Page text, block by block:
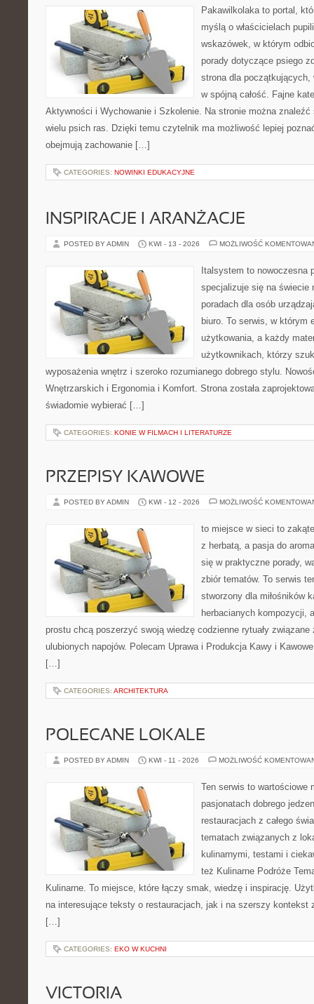
Pakawilkolaka to portal,
myślą o właścicielach
wskazówek, w którym
porady dotyczące psiego
strona dla początkujących,
w spójną całość. Fajne
Aktywności i Wychowanie i Szkolenie. Na stronie można znaleźć
wielu psich ras. Dzięki temu czytelnik ma możliwość lepiej
obejmują zachowanie […]
CATEGORIES: NOWINKI EDUKACYJNE
INSPIRACJE I ARANŻACJE
POSTED BY ADMIN KWI - 13 - 2026 MOŻLIWOŚĆ
Italsystem to nowoczesna
specjalizuje się na świecie
poradach dla osób
biuro. To serwis, w którym
użytkowania, a każdy
użytkownikach, którzy
wyposażenia wnętrz i szeroko rozumianego dobrego stylu.
Wnętrzarskich i Ergonomia i Komfort. Strona została
świadomie wybierać […]
CATEGORIES: KONIE W FILMACH I LITERATURZE
PRZEPISY KAWOWE
POSTED BY ADMIN KWI - 12 - 2026 MOŻLIWOŚĆ
to miejsce w sieci to
z herbatą, a pasja do
się w praktyczne porady,
zbiór tematów. To serwis
stworzony dla miłośników
herbacianych kompozycji,
prostu chcą poszerzyć swoją wiedzę codzienne rytuały związane
ulubionych napojów. Polecam Uprawa i Produkcja Kawy i
[…]
CATEGORIES: ARCHITEKTURA
POLECANE LOKALE
POSTED BY ADMIN KWI - 11 - 2026 MOŻLIWOŚĆ
Ten serwis to wartościowe
pasjonatach dobrego
restauracjach z całego
tematach związanych z
kulinarnymi, testami i
też Kulinarne Podróże
Kulinarne. To miejsce, które łączy smak, wiedzę i inspirację.
na interesujące teksty o restauracjach, jak i na szerszy kontekst
[…]
CATEGORIES: EKO W KUCHNI
VICTORIA